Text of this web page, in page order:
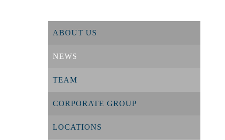
ABOUT US
NEWS
TEAM
CORPORATE GROUP
LOCATIONS